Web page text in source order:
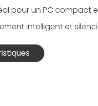
pour un PC compact
intelligent et